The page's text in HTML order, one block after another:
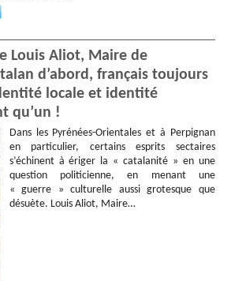
Louis Aliot, Maire de
d’abord, français toujours
locale et identité
qu’un !
Dans les Pyrénées-Orientales et à Perpignan
en particulier, certains esprits sectaires
s’échinent à ériger la « catalanité » en une
question politicienne, en menant une
« guerre » culturelle aussi grotesque que
désuète. Louis Aliot, Maire…